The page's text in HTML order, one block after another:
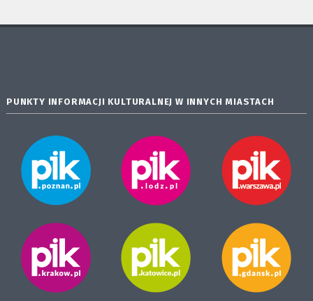
PUNKTY INFORMACJI KULTURALNEJ W INNYCH MIASTACH